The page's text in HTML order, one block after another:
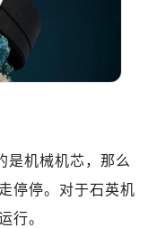
是机械机芯，那么
停停。对于石英机
行。